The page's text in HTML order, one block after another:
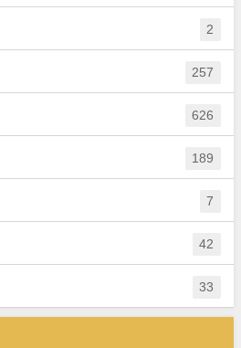
2
257
626
189
7
42
33